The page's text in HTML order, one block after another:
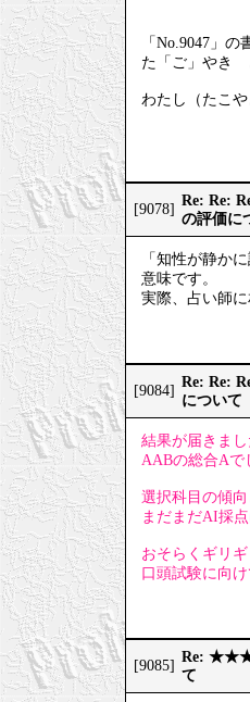
「No.9047」の
た「ご」やき
わたし（たこ
[9078]
Re: Re:
の評価に
「知性が静か
意味です。
実際、占い師
[9084]
Re: Re:
について
結果が届きまし
AABの総合Aで
選択科目の傾
まだまだAI採
おそらくギリ
口頭試験に向
[9085]
Re: ★★★
て